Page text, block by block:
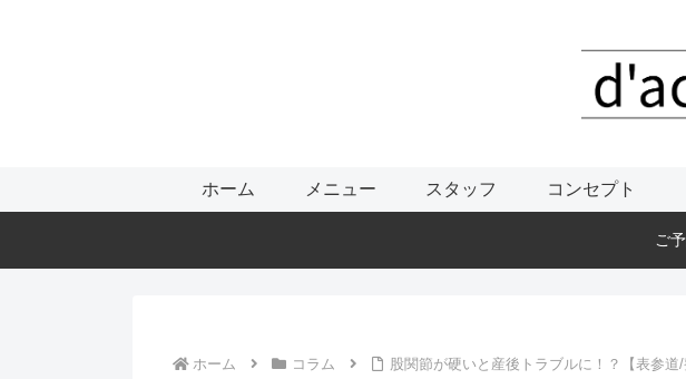
ホーム メニュー スタッフ コンセプト
ご
ホーム コラム 股関節が硬いと産後トラブルに！？【表参道/